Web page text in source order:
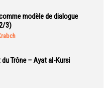
modèle de dialogue
3)
Trône – Ayat al-Kursi